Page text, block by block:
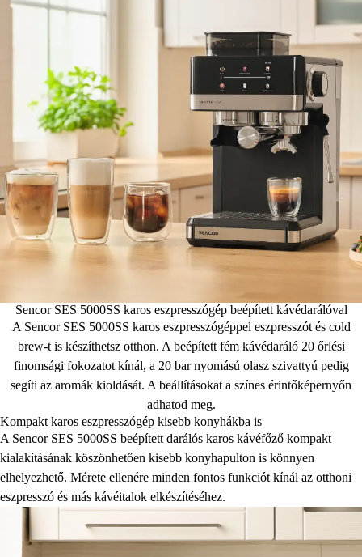
Sencor SES 5000SS karos eszpresszógép beépített kávédarálóval
A Sencor SES 5000SS karos eszpresszógéppel eszpresszót és cold
brew-t is készíthetsz otthon. A beépített fém kávédaráló 20 őrlési
finomsági fokozatot kínál, a 20 bar nyomású olasz szivattyú pedig
segíti az aromák kioldását. A beállításokat a színes érintőképernyőn
adhatod meg.
Kompakt karos eszpresszógép kisebb konyhákba is
A Sencor SES 5000SS beépített darálós karos kávéfőző kompakt
kialakításának köszönhetően kisebb konyhapulton is könnyen
elhelyezhető. Mérete ellenére minden fontos funkciót kínál az otthoni
eszpresszó és más kávéitalok elkészítéséhez.